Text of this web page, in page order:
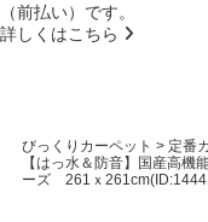
（前払い）です。
詳しくはこちら
びっくりカーペット > 定番
【はっ水＆防音】国産高
ーズ 261ｘ